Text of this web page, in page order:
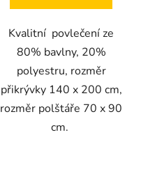
Kvalitní povlečení ze
80% bavlny, 20%
polyestru, rozměr
přikrývky 140 x 200 cm,
rozměr polštáře 70 x 90
cm.